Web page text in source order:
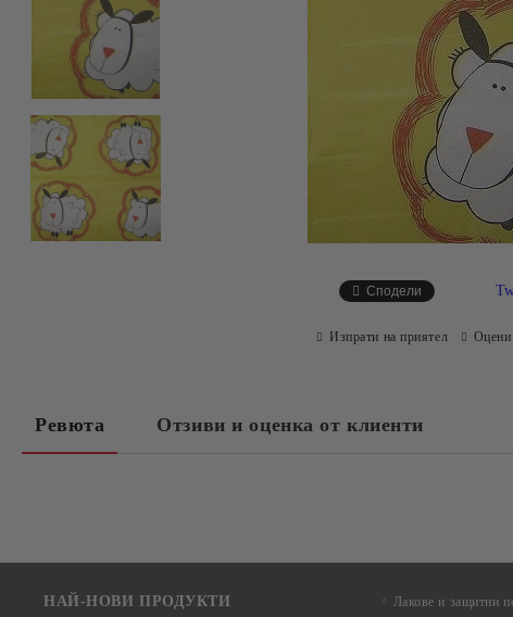
Сподели
Изпрати на приятел Оцени
Ревюта Отзиви и оценка от клиенти
НАЙ-НОВИ ПРОДУКТИ
Лакове и защитни